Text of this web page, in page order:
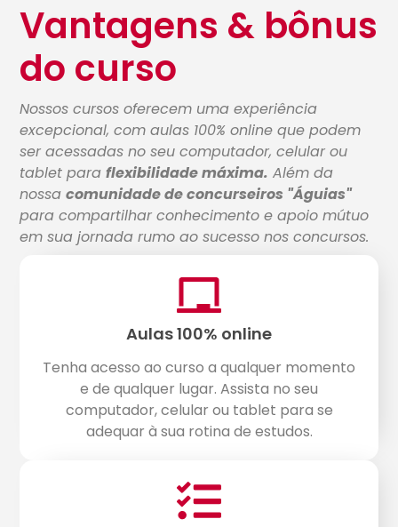
Vantagens & bônus
do curso
Nossos cursos oferecem uma experiência
excepcional, com aulas 100% online que podem
ser acessadas no seu computador, celular ou
tablet paraflexibilidade máxima. Além da
nossacomunidade de concurseiros "Águias"
para compartilhar conhecimento e apoio mútuo
em sua jornada rumo ao sucesso nos concursos.
Aulas 100% online
Tenha acesso ao curso a qualquer momento
e de qualquer lugar. Assista no seu
computador, celular ou tablet para se
adequar à sua rotina de estudos.